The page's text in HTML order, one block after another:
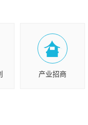
产业招商